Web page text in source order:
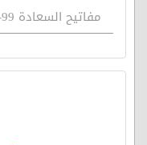
مفاتيح السعادة 99- الولد سيد سبع سنين